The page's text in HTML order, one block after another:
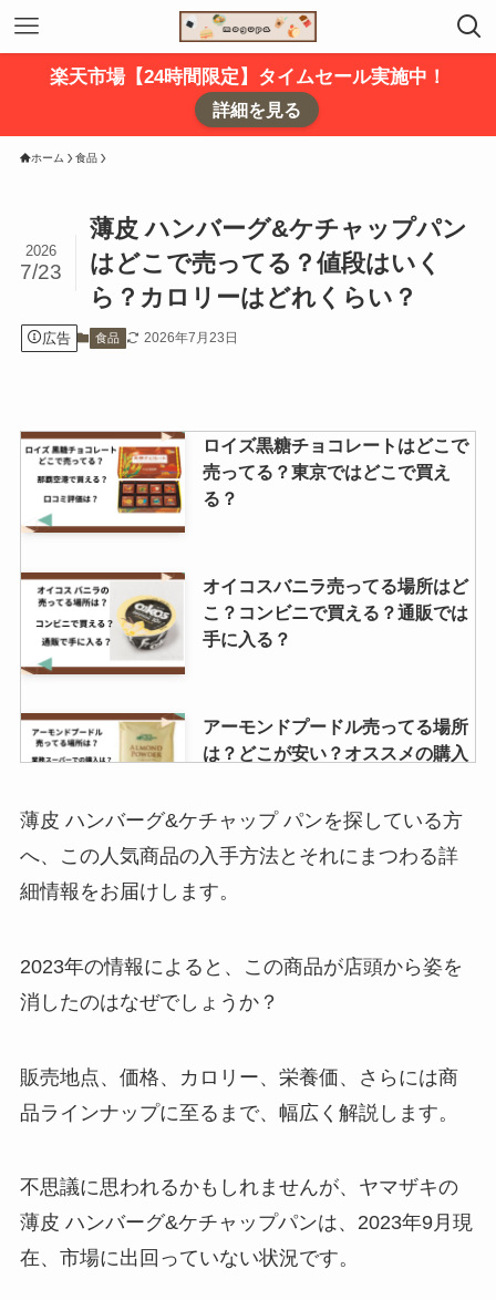
楽天市場【24時間限定】タイムセール実施中！
詳細を見る
ホーム 食品
薄皮 ハンバーグ&ケチャップパン
はどこで売ってる？値段はいく
ら？カロリーはどれくらい？
2026
7/23
広告 食品 2026年7月23日
ロイズ黒糖チョコレートはどこで
売ってる？東京ではどこで買え
る？
オイコスバニラ売ってる場所はど
こ？コンビニで買える？通販では
手に入る？
アーモンドプードル売ってる場所
は？どこが安い？オススメの購入
おっとっとは販売終了？おっとっ
との激レアはなに？販売地域はど
ブルボンのクッキー缶はどこで売
販売店はどこ？日本で買える？
薄皮 ハンバーグ&ケチャップ パンを探している方
へ、この人気商品の入手方法とそれにまつわる詳
細情報をお届けします。
2023年の情報によると、この商品が店頭から姿を
消したのはなぜでしょうか？
販売地点、価格、カロリー、栄養価、さらには商
品ラインナップに至るまで、幅広く解説します。
不思議に思われるかもしれませんが、ヤマザキの
薄皮 ハンバーグ&ケチャップパンは、2023年9月現
在、市場に出回っていない状況です。